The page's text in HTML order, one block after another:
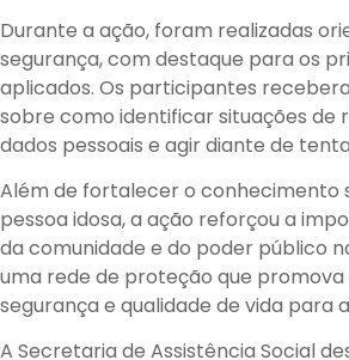
Durante a ação, foram realizadas
segurança, com destaque para os
aplicados. Os participantes
sobre como identificar situações de
dados pessoais e agir diante de
Além de fortalecer o conhecimento
pessoa idosa, a ação reforçou a
da comunidade e do poder público
uma rede de proteção que promova
segurança e qualidade de vida para
A Secretaria de Assistência Social